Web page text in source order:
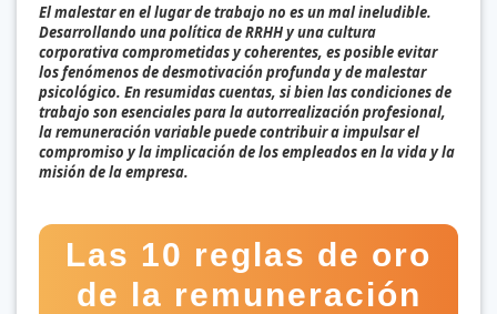
El malestar en el lugar de trabajo no es un mal ineludible.
Desarrollando una política de RRHH y una cultura
corporativa comprometidas y coherentes, es posible evitar
los fenómenos de desmotivación profunda y de malestar
psicológico. En resumidas cuentas, si bien las condiciones de
trabajo son esenciales para la autorrealización profesional,
la remuneración variable puede contribuir a impulsar el
compromiso y la implicación de los empleados en la vida y la
misión de la empresa.
Las 10 reglas de oro
de la remuneración